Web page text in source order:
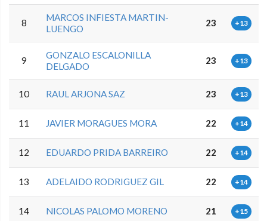
8
MARCOS INFIESTA MARTIN-
LUENGO
23 +13
9
GONZALO ESCALONILLA
DELGADO
23 +13
10 RAUL ARJONA SAZ 23 +13
11 JAVIER MORAGUES MORA 22 +14
12 EDUARDO PRIDA BARREIRO 22 +14
13 ADELAIDO RODRIGUEZ GIL 22 +14
14 NICOLAS PALOMO MORENO 21 +15